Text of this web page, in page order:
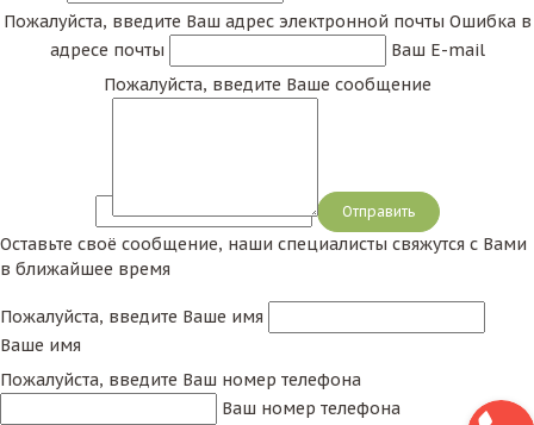
Пожалуйста, введите Ваш адрес электронной почты Ошибка в
адресе почты
Ваш E-mail
Пожалуйста, введите Ваше сообщение
Сообщение
Оставьте своё сообщение, наши специалисты свяжутся с Вами
в ближайшее время
Пожалуйста, введите Ваше имя
Ваше имя
Пожалуйста, введите Ваш номер телефона
Ваш номер телефона